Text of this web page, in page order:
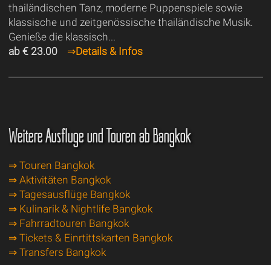
thailändischen Tanz, moderne Puppenspiele sowie
klassische und zeitgenössische thailändische Musik.
Genieße die klassisch...
ab € 23.00
⇒Details & Infos
Weitere Ausflüge und Touren ab Bangkok
⇒ Touren Bangkok
⇒ Aktivitäten Bangkok
⇒ Tagesausflüge Bangkok
⇒ Kulinarik & Nightlife Bangkok
⇒ Fahrradtouren Bangkok
⇒ Tickets & Einrtittskarten Bangkok
⇒ Transfers Bangkok